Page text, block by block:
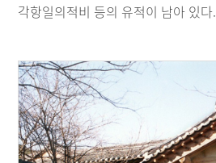
각항일의적비 등의 유적이 남아 있다.